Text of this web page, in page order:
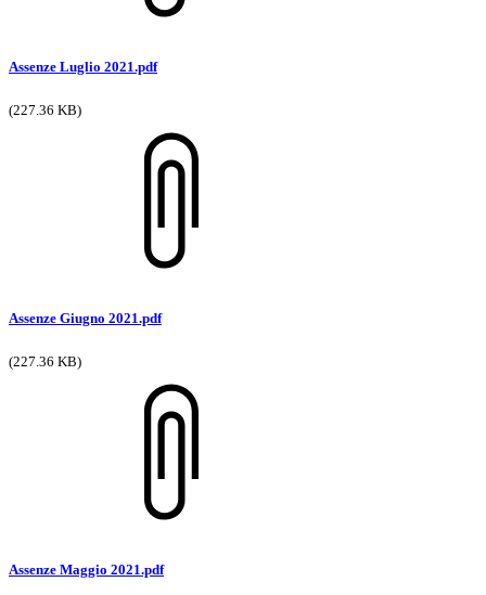
Assenze Luglio 2021.pdf
(227.36 KB)
Assenze Giugno 2021.pdf
(227.36 KB)
Assenze Maggio 2021.pdf